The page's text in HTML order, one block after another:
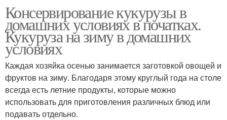
Консервирование кукурузы в
домашних условиях в початках.
Кукуруза на зиму в домашних
условиях
Каждая хозяйка осенью занимается заготовкой овощей и
фруктов на зиму. Благодаря этому круглый года на столе
всегда есть летние продукты, которые можно
использовать для приготовления различных блюд или
подавать отдельно.